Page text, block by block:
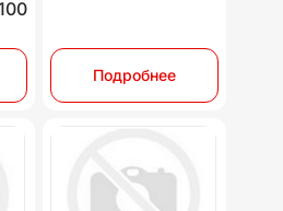
Подробнее